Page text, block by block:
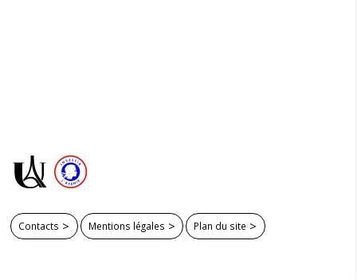
Contacts Mentions légales Plan du site